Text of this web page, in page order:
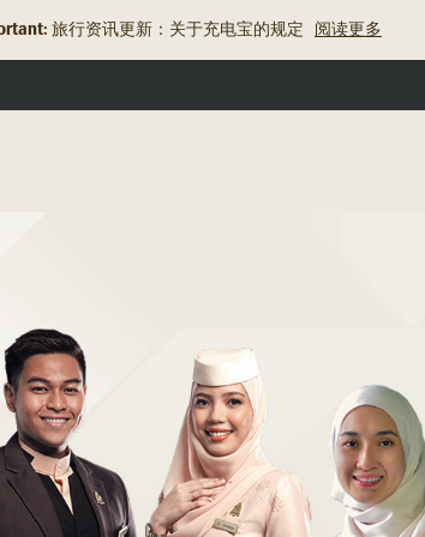
旅行资讯更新：关于充电宝的规定 阅读更多